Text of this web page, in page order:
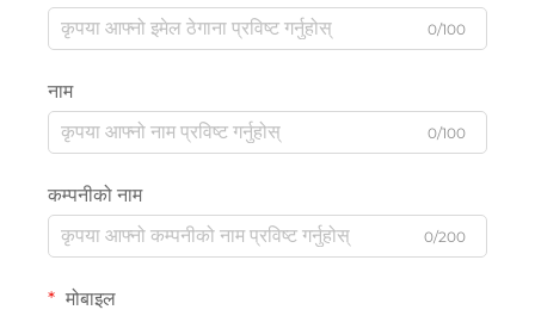
0/100
नाम
0/100
कम्पनीको नाम
0/200
मोबाइल